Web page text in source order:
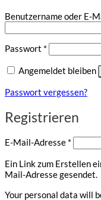
Benutzername oder E-
Passwort *
Angemeldet bleiben
Passwort vergessen?
Registrieren
E-Mail-Adresse *
Ein Link zum Erstellen
Mail-Adresse gesendet.
Your personal data will